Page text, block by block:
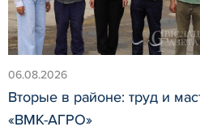
06.08.2026
Вторые в районе: труд и
«ВМК-АГРО»